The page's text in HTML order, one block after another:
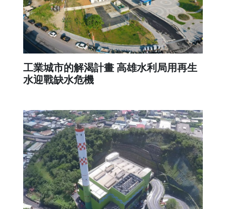
工業城市的解渴計畫 高雄水利局用再生
水迎戰缺水危機